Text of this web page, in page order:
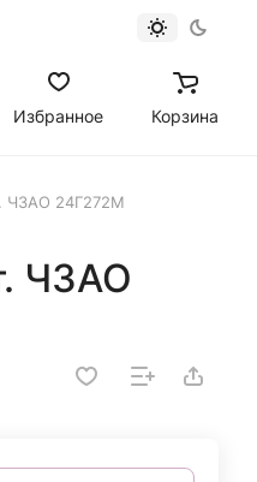
Избранное Корзина
ЧЗАО 24Г272М
ЧЗАО